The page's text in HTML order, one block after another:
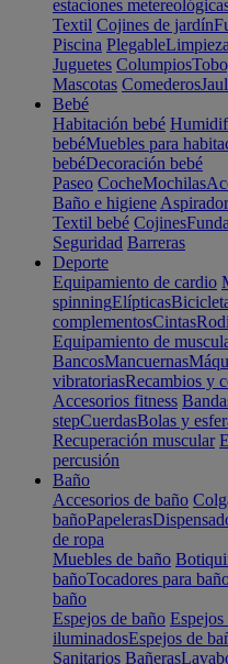
estaciones
Textil Cojines de jardín
Piscina Plegable
Juguetes Columpios
Mascotas Comederos
Bebé
Habitación bebé
bebéMuebles para
bebéDecoración bebé
Paseo CocheMochilas
Baño e higiene
Textil bebé CojinesFunda
Seguridad Barreras
Deporte
Equipamiento de cardio
spinningElípticas
complementosCintas
Equipamiento de
BancosMancuernas
vibratoriasRecambios y
Accesorios fitness
stepCuerdasBolas y
Recuperación muscular
percusión
Baño
Accesorios de baño
bañoPapeleras
de ropa
Muebles de baño
bañoTocadores para
baño
Espejos de baño
iluminadosEspejos de
Sanitarios Bañeras